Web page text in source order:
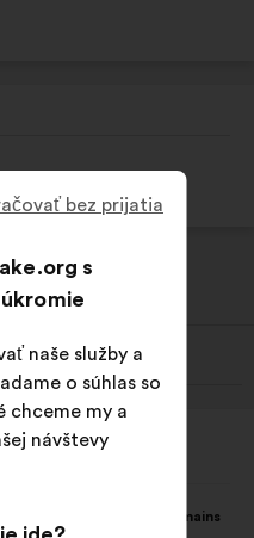
les moyens humains
bez prijatia
s
naše služby a
o súhlas so
chceme my a
návštevy